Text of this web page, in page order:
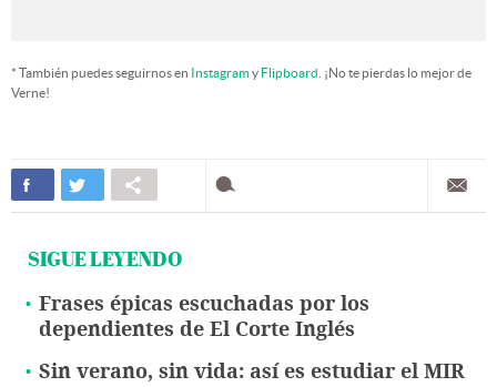
* También puedes seguirnos en Instagramy Flipboard . ¡No te pierdas lo mejor de
Verne!
SIGUE LEYENDO
Frases épicas escuchadas por los
dependientes de El Corte Inglés
Sin verano, sin vida: así es estudiar el MIR